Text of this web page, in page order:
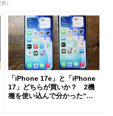
）
「iPhone 17e」と「iPhone
17」どちらが買いか？ 2機
種を使い込んで分かった“ス